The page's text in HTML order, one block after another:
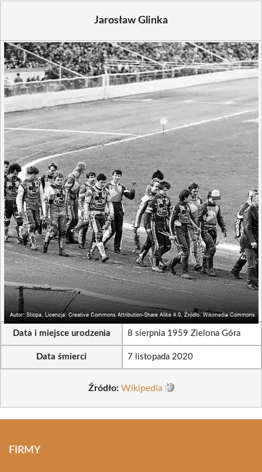
Jarosław Glinka
Data i miejsce urodzenia 8 sierpnia 1959 Zielona Góra
Data śmierci 7 listopada 2020
Źródło: Wikipedia
FIRMY